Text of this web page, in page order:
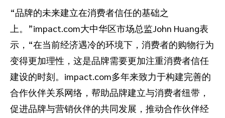
“品牌的未来建立在消费者信任的基础之
上。”impact.com大中华区市场总监John Huang表
示，“在当前经济遇冷的环境下，消费者的购物行为
变得更加理性，这是品牌需要更加注重消费者信任
建设的时刻。impact.com多年来致力于构建完善的
合作伙伴关系网络，帮助品牌建立与消费者纽带，
促进品牌与营销伙伴的共同发展，推动合作伙伴经